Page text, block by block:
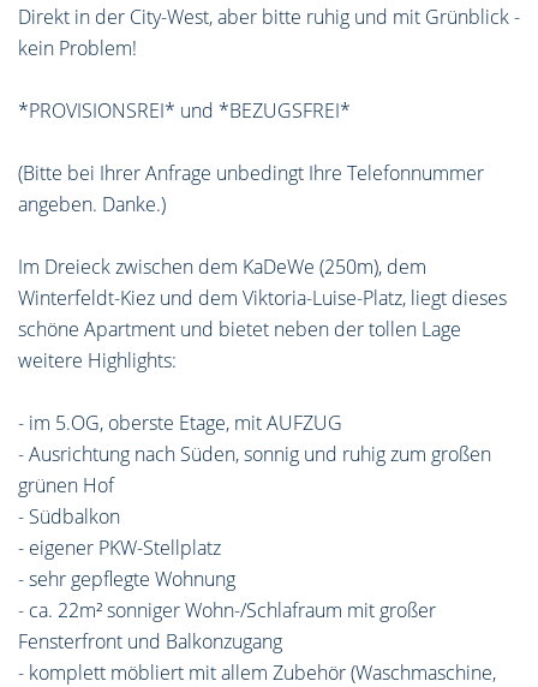
Direkt in der City-West, aber bitte ruhig und mit Grünblick -
kein Problem!
*PROVISIONSREI* und *BEZUGSFREI*
(Bitte bei Ihrer Anfrage unbedingt Ihre Telefonnummer
angeben. Danke.)
Im Dreieck zwischen dem KaDeWe (250m), dem
Winterfeldt-Kiez und dem Viktoria-Luise-Platz, liegt dieses
schöne Apartment und bietet neben der tollen Lage
weitere Highlights:
- im 5.OG, oberste Etage, mit AUFZUG
- Ausrichtung nach Süden, sonnig und ruhig zum großen
grünen Hof
- Südbalkon
- eigener PKW-Stellplatz
- sehr gepflegte Wohnung
- ca. 22m² sonniger Wohn-/Schlafraum mit großer
Fensterfront und Balkonzugang
- komplett möbliert mit allem Zubehör (Waschmaschine,